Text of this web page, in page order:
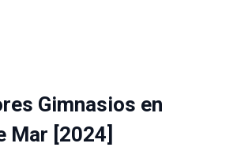
Gimnasios en
Mar [2024]